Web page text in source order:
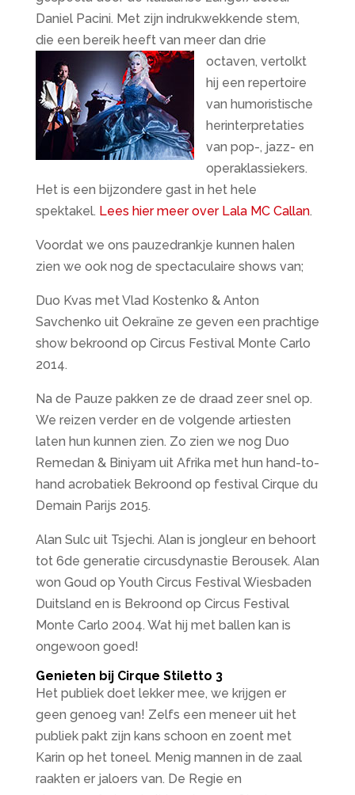
Daniel Pacini. Met zijn indrukwekkende stem,
die een bereik heeft van meer dan drie
octaven, vertolkt
hij een repertoire
van humoristische
herinterpretaties
van pop-, jazz- en
operaklassiekers.
Het is een bijzondere gast in het hele
spektakel. Lees hier meer over Lala MC Callan.
Voordat we ons pauzedrankje kunnen halen
zien we ook nog de spectaculaire shows van;
Duo Kvas met Vlad Kostenko & Anton
Savchenko uit Oekraïne ze geven een prachtige
show bekroond op Circus Festival Monte Carlo
2014.
Na de Pauze pakken ze de draad zeer snel op.
We reizen verder en de volgende artiesten
laten hun kunnen zien. Zo zien we nog Duo
Remedan & Biniyam uit Afrika met hun hand-to-
hand acrobatiek Bekroond op festival Cirque du
Demain Parijs 2015.
Alan Sulc uit Tsjechi. Alan is jongleur en behoort
tot 6de generatie circusdynastie Berousek. Alan
won Goud op Youth Circus Festival Wiesbaden
Duitsland en is Bekroond op Circus Festival
Monte Carlo 2004. Wat hij met ballen kan is
ongewoon goed!
Genieten bij Cirque Stiletto 3
Het publiek doet lekker mee, we krijgen er
geen genoeg van! Zelfs een meneer uit het
publiek pakt zijn kans schoon en zoent met
Karin op het toneel. Menig mannen in de zaal
raakten er jaloers van. De Regie en